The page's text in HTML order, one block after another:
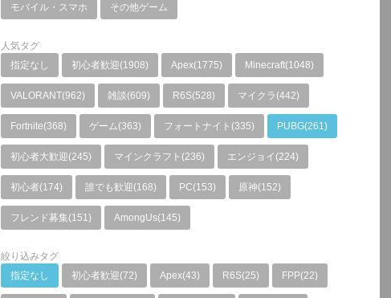
モバイル・スマホ その他ゲーム
人気タグ
指定なし
初心者歓迎(1908) Apex(1775) Minecraft(1048)
VALORANT(962) 雑談(609) R6S(528) マイクラ(442)
Fortnite(368) ゲーム(363) フォートナイト(335) PUBG(261)
初心者大歓迎(245) マインクラフト(236) エンジョイ(224)
初心者(174) 誰でも歓迎(168) PC(153) 原神(152)
フレンド募集(151) AmongUs(145)
絞り込みタグ
指定なし
初心者歓迎(72) Apex(43) R6S(25) FPP(22)